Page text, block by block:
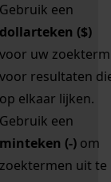
Gebruik een
dollarteken ($)
voor uw zoekterm
voor resultaten
op elkaar lijken.
Gebruik een
minteken (-) om
zoektermen uit te